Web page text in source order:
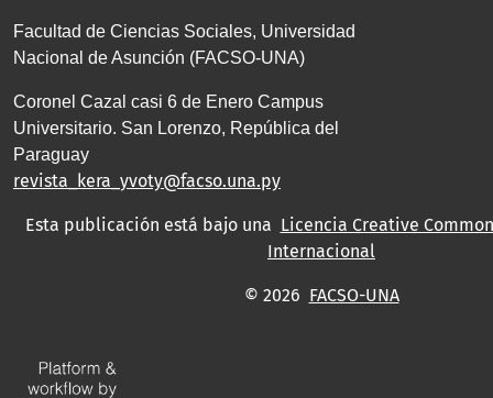
Facultad de Ciencias Sociales, Universidad
Nacional de Asunción (FACSO-UNA)
Coronel Cazal casi 6 de Enero Campus
Universitario. San Lorenzo, República del
Paraguay
revista_kera_yvoty@facso.una.py
Esta publicación está bajo una Licencia Creative
Internacional
© 2026 FACSO-UNA